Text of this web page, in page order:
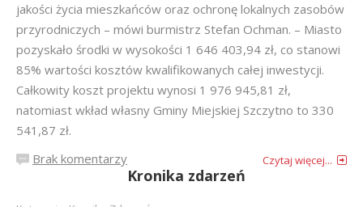
jakości życia mieszkańców oraz ochronę lokalnych zasobów
przyrodniczych – mówi burmistrz Stefan Ochman. – Miasto
pozyskało środki w wysokości 1 646 403,94 zł, co stanowi
85% wartości kosztów kwalifikowanych całej inwestycji.
Całkowity koszt projektu wynosi 1 976 945,81 zł,
natomiast wkład własny Gminy Miejskiej Szczytno to 330
541,87 zł.
Brak komentarzy
Czytaj więcej...
Kronika zdarzeń